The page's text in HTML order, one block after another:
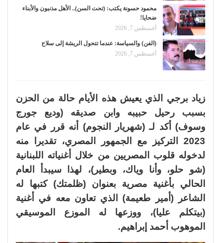
محمود حسونة يكتب: (تحت السن).. الأهل مذنبون والأبناء
ضحايا!
أغسطس 7, 2026
(الفن) والسياسة: عندما تتحول الريشة إلى سلاح
أغسطس 7, 2026
زياد برجي الذي يعيش هذه الأيام حالة من الحزن
بسبب رحيل حبيبه وابن صديقه (وديع جورج
وسوف) أكد لـ (شهريار النجوم) أنه قرر في عام
2023 التركيز مع الجمهور المصري، تقديرا منه
لدخوله قلوب المصريين من خلال أغنياته اللبنانية
(شو حلو، وأنا وياك، وبطير)، لهذا سيبدأ العام
الحالي بأغنية مصرية بعنوان (ظلمتك) كتبها له
الشاعر (أمير طعيمة) الذي تعاون معه في أغنية
(بيتكلم عليا)، ووزعها له الموزع الموسيقي
الموهوب أحمد إبراهيم.